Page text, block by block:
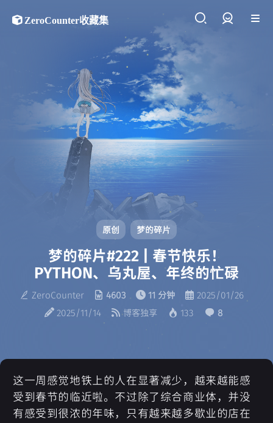
ZeroCounter收藏集
原创 梦的碎片
梦的碎片#222 | 春节快乐！
PYTHON、乌丸屋、年终的忙碌
ZeroCounter 4603 11 分钟
2025/01/26
2025/11/14
博客独享 133 8
这一周感觉地铁上的人在显著减少，越来越能感
受到春节的临近啦。不过除了综合商业体，并没
有感受到很浓的年味，只有越来越多歇业的店在